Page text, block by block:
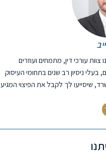
צוות עורכי דין, מתמחים ועוזרים
בעלי ניסיון רב שנים בתחומי העיסוק
שיסייעו לך לקבל את הפיצוי המגיע